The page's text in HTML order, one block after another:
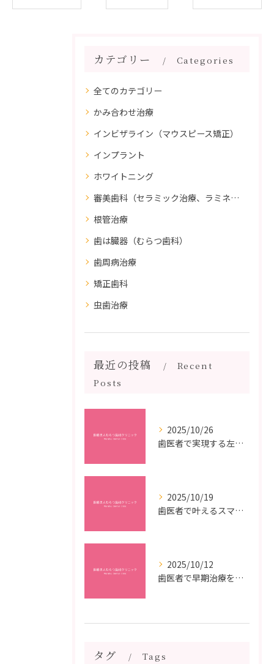
カテゴリー Categories
全てのカテゴリー
かみ合わせ治療
インビザライン（マウスピース矯正）
インプラント
ホワイトニング
審美歯科（セラミック治療、ラミネートべニア、ダイレクトボンディング）
根管治療
歯は臓器（むらつ歯科）
歯周病治療
矯正歯科
虫歯治療
最近の投稿
Recent
Posts
2025/10/26
歯医者で実現する左右対称治療のポイントと矯正治療選びの疑問解決ガイド
2025/10/19
歯医者で叶えるスマイルメイクオーバーなら福岡県福岡市博多区博多駅前の最新矯正治療解説
2025/10/12
歯医者で早期治療を受けるメリットと虫歯悪化を防ぐ最短ステップ
タグ Tags